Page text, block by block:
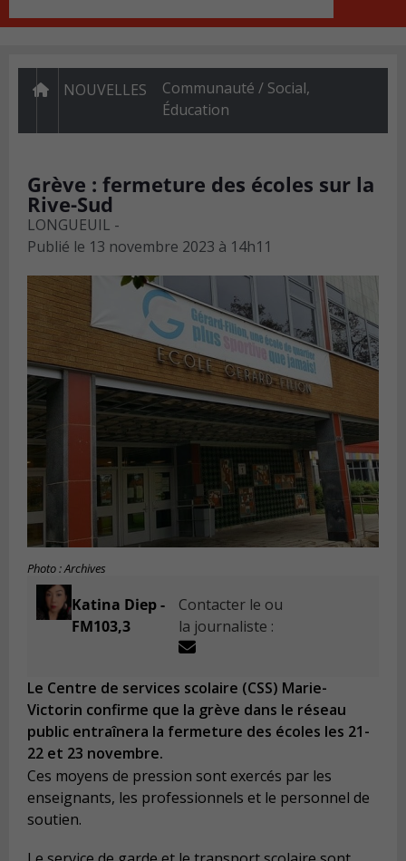
NOUVELLES Communauté / Social,
Éducation
Grève : fermeture des écoles sur la
Rive-Sud
LONGUEUIL -
Publié le 13 novembre 2023 à 14h11
Photo : Archives
Katina Diep -
FM103,3
Contacter le ou
la journaliste :
Le Centre de services scolaire (CSS) Marie-
Victorin confirme que la grève dans le réseau
public entraînera la fermeture des écoles les 21-
22 et 23 novembre.
Ces moyens de pression sont exercés par les
enseignants, les professionnels et le personnel de
soutien.